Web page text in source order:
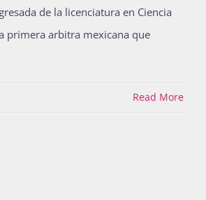
de la licenciatura en Ciencia
primera arbitra mexicana que
Read More